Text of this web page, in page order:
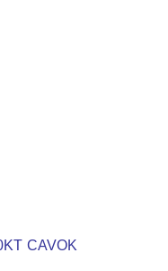
CAVOK